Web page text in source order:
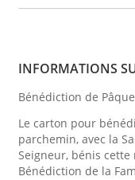
INFORMATIONS
Bénédiction de
Le carton pour
parchemin, avec la
Seigneur, bénis
Bénédiction de la